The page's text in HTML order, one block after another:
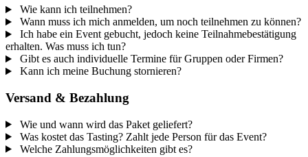
Wie kann ich teilnehmen?
Wann muss ich mich anmelden, um noch teilnehmen zu können?
Ich habe ein Event gebucht, jedoch keine Teilnahmebestätigung
erhalten. Was muss ich tun?
Gibt es auch individuelle Termine für Gruppen oder Firmen?
Kann ich meine Buchung stornieren?
Versand & Bezahlung
Wie und wann wird das Paket geliefert?
Was kostet das Tasting? Zahlt jede Person für das Event?
Welche Zahlungsmöglichkeiten gibt es?